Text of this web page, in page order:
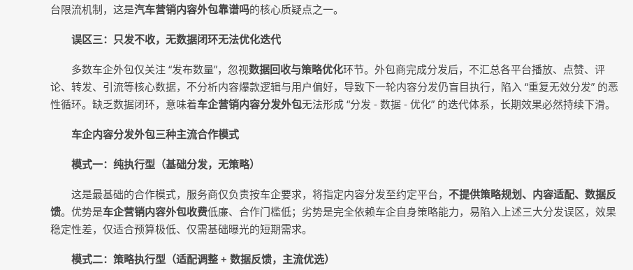
台限流机制，这是汽车营销内容外包靠谱吗的核心质疑点之一。
误区三：只发不收，无数据闭环无法优化迭代
多数车企外包仅关注 “发布数量”，忽视数据回收与策略优化环节。外包商完成分发后，不汇总各平台播放、点赞、评
论、转发、引流等核心数据，不分析内容爆款逻辑与用户偏好，导致下一轮内容分发仍盲目执行，陷入 “重复无效分发” 的恶
性循环。缺乏数据闭环，意味着车企营销内容分发外包无法形成 “分发 - 数据 - 优化” 的迭代体系，长期效果必然持续下滑。
车企内容分发外包三种主流合作模式
模式一：纯执行型（基础分发，无策略）
这是最基础的合作模式，服务商仅负责按车企要求，将指定内容分发至约定平台， 不提供策略规划、内容适配、数据反
馈。优势是车企营销内容外包收费低廉、合作门槛低；劣势是完全依赖车企自身策略能力，易陷入上述三大分发误区，效果
稳定性差，仅适合预算极低、仅需基础曝光的短期需求。
模式二：策略执行型（适配调整 + 数据反馈，主流优选）